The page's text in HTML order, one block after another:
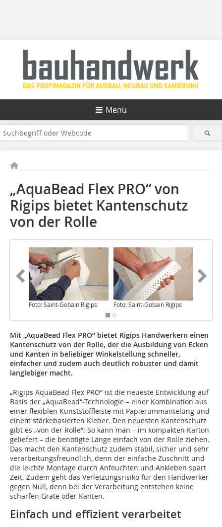
Menü
„AquaBead Flex PRO“ von
Rigips bietet Kantenschutz
von der Rolle
Foto: Saint-Gobain Rigips Foto: Saint-Gobain Rigips
Mit „AquaBead Flex PRO“ bietet Rigips Handwerkern einen
Kantenschutz von der Rolle, der die Ausbildung von Ecken
und Kanten in beliebiger Winkelstellung schneller,
einfacher und zudem auch deutlich robuster und damit
langlebiger macht.
„Rigips AquaBead Flex PRO“ ist die neueste Entwicklung auf
Basis der „AquaBead“-Technologie – einer Kombination aus
einer flexiblen Kunststoffleiste mit Papierummantelung und
einem stärkebasierten Kleber. Den neuesten Kantenschutz
gibt es „von der Rolle“: So kann man – im kompakten Karton
geliefert – die benötigte Länge einfach von der Rolle ziehen.
Das macht den Kantenschutz zudem stabil, sicher und sehr
verarbeitungsfreundlich, denn der einfache Zuschnitt und
die leichte Montage durch Anfeuchten und Ankleben spart
Zeit. Zudem geht das Verletzungsrisiko für den Handwerker
gegen Null, denn bei der Verarbeitung entstehen keine
scharfen Grate oder Kanten.
Einfach und effizient verarbeitet